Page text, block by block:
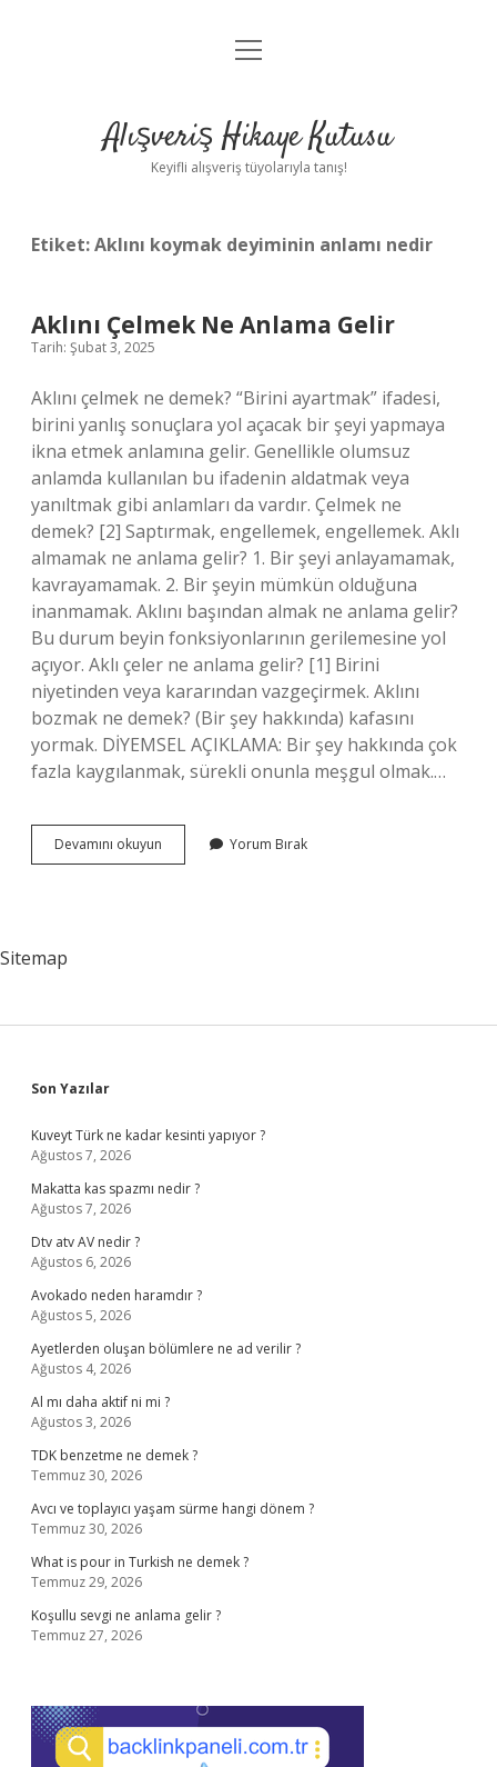
Anasayfa
Yasal Uyarı
menüyü
Alışveriş Hikaye Kutusu
Keyifli alışveriş tüyolarıyla tanış!
Etiket:Aklını koymak deyiminin anlamı nedir
Aklını Çelmek Ne Anlama Gelir
Tarih: Şubat 3, 2025
Aklını çelmek ne demek? “Birini ayartmak” ifadesi,
birini yanlış sonuçlara yol açacak bir şeyi yapmaya
ikna etmek anlamına gelir. Genellikle olumsuz
anlamda kullanılan bu ifadenin aldatmak veya
yanıltmak gibi anlamları da vardır. Çelmek ne
demek? [2] Saptırmak, engellemek, engellemek. Aklı
almamak ne anlama gelir? 1. Bir şeyi anlayamamak,
kavrayamamak. 2. Bir şeyin mümkün olduğuna
inanmamak. Aklını başından almak ne anlama gelir?
Bu durum beyin fonksiyonlarının gerilemesine yol
açıyor. Aklı çeler ne anlama gelir? [1] Birini
niyetinden veya kararından vazgeçirmek. Aklını
bozmak ne demek? (Bir şey hakkında) kafasını
yormak. DİYEMSEL AÇIKLAMA: Bir şey hakkında çok
fazla kaygılanmak, sürekli onunla meşgul olmak.…
Devamını okuyun
Çelmek
Yorum Bırak
Sitemap
Sidebar
Son Yazılar
Kuveyt Türk ne kadar kesinti yapıyor ?
Ağustos 7, 2026
Makatta kas spazmı nedir ?
Ağustos 7, 2026
Dtv atv AV nedir ?
Ağustos 6, 2026
Avokado neden haramdır ?
Ağustos 5, 2026
Ayetlerden oluşan bölümlere ne ad verilir ?
Ağustos 4, 2026
Al mı daha aktif ni mi ?
Ağustos 3, 2026
TDK benzetme ne demek ?
Temmuz 30, 2026
Avcı ve toplayıcı yaşam sürme hangi dönem ?
Temmuz 30, 2026
What is pour in Turkish ne demek ?
Temmuz 29, 2026
Koşullu sevgi ne anlama gelir ?
Temmuz 27, 2026